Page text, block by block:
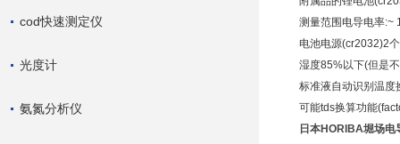
cod快速测定仪
光度计
氨氮分析仪
测量范围电导电率:~
电池电源(cr2032)2
湿度85%以下(但是
标准液自动识别温
可能tds换算功能
日本HORIBA堀场